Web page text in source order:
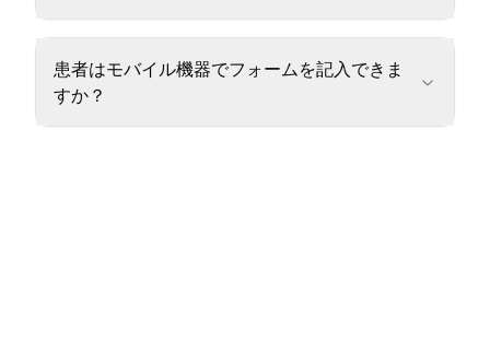
患者はモバイル機器でフォームを記入できま
すか？